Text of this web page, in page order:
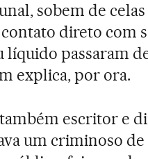
sobem de
direto com
passaram
explica, por ora.
escritor e
um criminoso